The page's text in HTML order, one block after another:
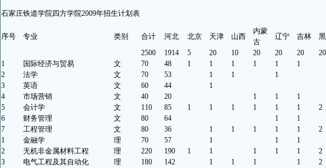
石家庄铁道学院四方学院2009年招生计划表
序号 专业 类别 合计 河北 北京 天津 山西
内蒙
古
辽宁 吉林
2500
1914 5 20 10 20 20 20 20
1
国际经济与贸易 文 70 48 1 1 1 1 1 1
2
法学 文 70 53 1 1 1
3
英语 文 60 44 1
4
市场营销 文 40 20 1 1 1
5
会计学 文 110 85 1 1 1 1 1 1 2
6
财务管理 文 80 64 1 1
7
工程管理 文 80 36 1 1 1 1 1 2
1
金融学 理 70 57 1 1 1
2
无机非金属材料工程 理 220 190 1 1 1 1 1 2
3
电气工程及其自动化 理 180 142 1 1 1 1 2